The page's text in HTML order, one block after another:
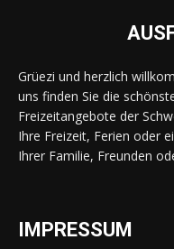
Grüezi und herzlich
uns finden Sie die
Freizeitangebote der
Ihre Freizeit, Ferien oder
Ihrer Familie, Freunden
IMPRESSUM